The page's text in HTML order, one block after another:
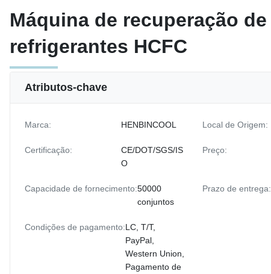
Máquina de recuperação de
refrigerantes HCFC
Máquina de recuperação de
refrigerantes HCFC
Atributos-chave
Marca: HENBINCOOL Local de Origem:
Certificação:
CE/DOT/SGS/IS
O
Preço:
Capacidade de fornecimento:50000
conjuntos
Prazo de entrega:
Condições de pagamento:LC, T/T,
PayPal,
Western Union,
Pagamento de